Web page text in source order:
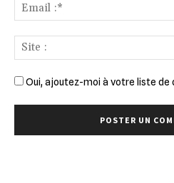
Oui, ajoutez-moi à votre liste de